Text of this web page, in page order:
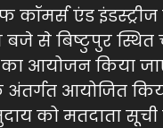
एंड
से बिष्टुपुर
आयोजन किया
आयोजित
को मतदाता